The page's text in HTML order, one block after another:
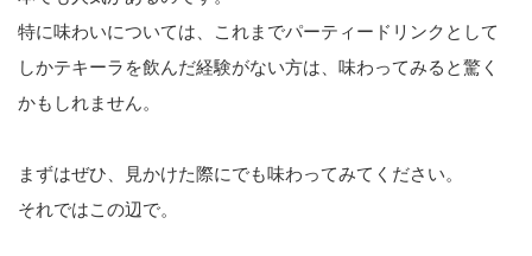
特に味わいについては、これまでパーティードリンクとして
しかテキーラを飲んだ経験がない方は、味わってみると驚く
かもしれません。
まずはぜひ、見かけた際にでも味わってみてください。
それではこの辺で。